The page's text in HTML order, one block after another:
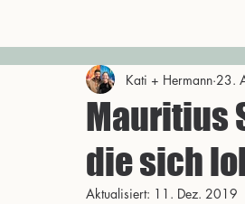
Mauritius
die sich
Kati + Hermann 23.
Aktualisiert: 11. Dez. 2019